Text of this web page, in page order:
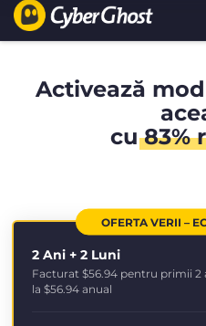
Activează
cu83%
OFERTA VERII –
2 Ani + 2 Luni
Facturat $56.94 pentru primii 2
la $56.94 anual